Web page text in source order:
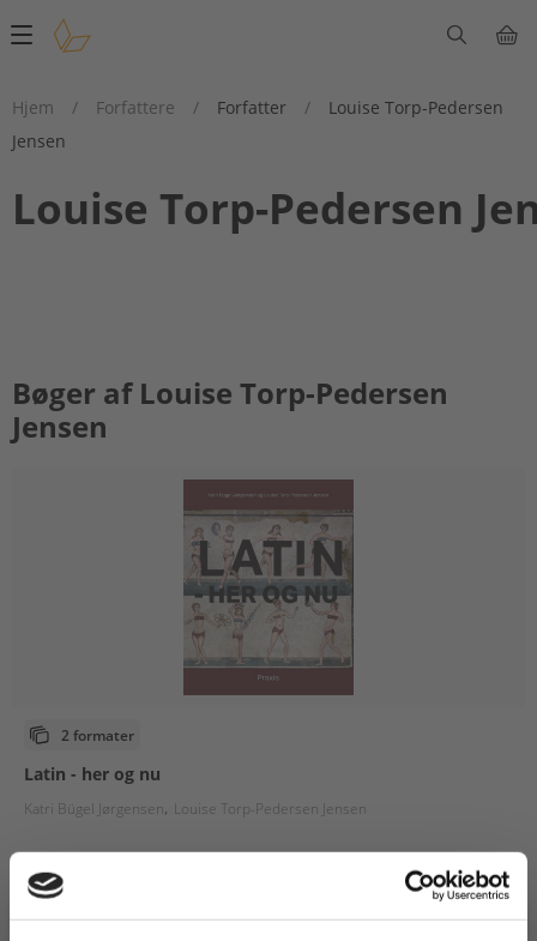
Main
Hjem
/ Forfattere / Forfatter /
Louise Torp-Pedersen
Jensen
Louise Torp-Pedersen
Bøger af Louise Torp-Pedersen
Jensen
2 formater
Latin - her og nu
Katri Bügel Jørgensen Louise Torp-Pedersen Jensen
Fra